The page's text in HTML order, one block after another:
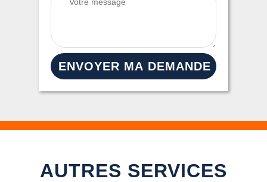
AUTRES SERVICES